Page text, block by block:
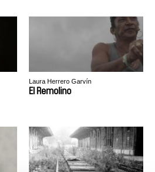
Laura Herrero Garvín
El Remolino